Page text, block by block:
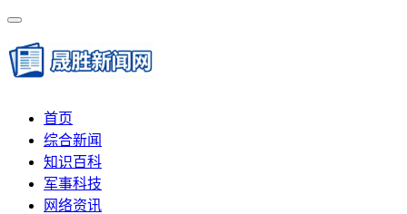
首页
综合新闻
知识百科
军事科技
网络资讯